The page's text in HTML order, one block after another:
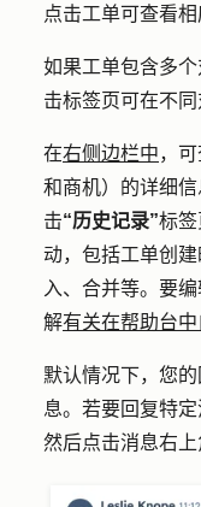
点击工单可查看相
如果工单包含多
击标签页可在不同
在右侧边栏中，
和商机）的详细
击“历史记录”标
动，包括工单创
入、合并等。要
解有关在帮助台
默认情况下，您
息。若要回复特
然后点击消息右上